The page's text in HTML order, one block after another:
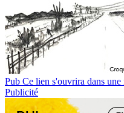
Pub Ce lien s'ouvrira dans
Publicité